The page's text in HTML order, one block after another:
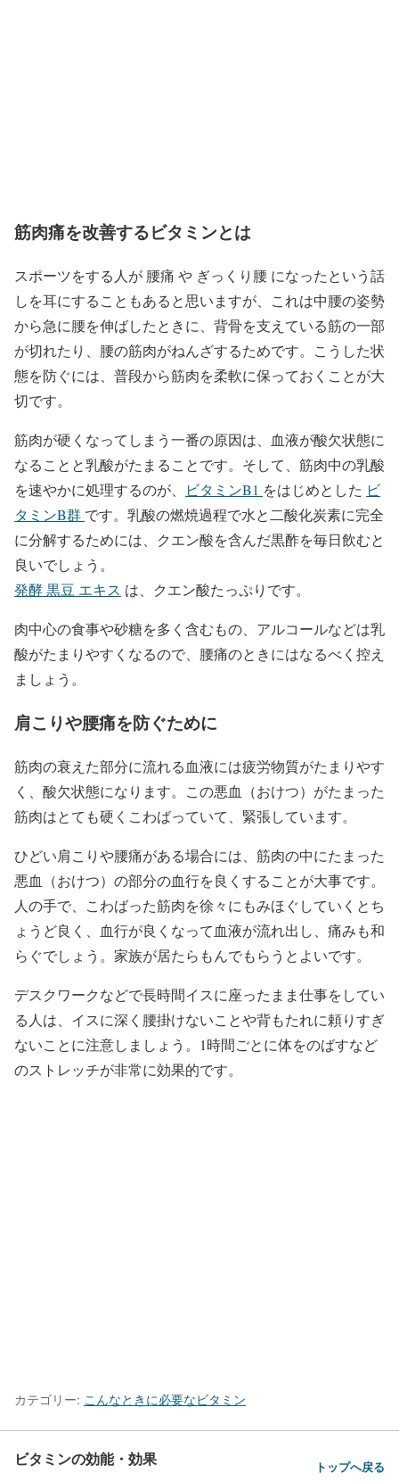
筋肉痛を改善するビタミンとは
スポーツをする人が 腰痛 や ぎっくり腰 になったという話
しを耳にすることもあると思いますが、これは中腰の姿勢
から急に腰を伸ばしたときに、背骨を支えている筋の一部
が切れたり、腰の筋肉がねんざするためです。こうした状
態を防ぐには、普段から筋肉を柔軟に保っておくことが大
切です。
筋肉が硬くなってしまう一番の原因は、血液が酸欠状態に
なることと乳酸がたまることです。そして、筋肉中の乳酸
を速やかに処理するのが、
ビタミンB1 をはじめとした ビ
タミンB群 です。乳酸の燃焼過程で水と二酸化炭素に完全
に分解するためには、クエン酸を含んだ黒酢を毎日飲むと
良いでしょう。
発酵 黒豆 エキス は、クエン酸たっぷりです。
肉中心の食事や砂糖を多く含むもの、アルコールなどは乳
酸がたまりやすくなるので、腰痛のときにはなるべく控え
ましょう。
肩こりや腰痛を防ぐために
筋肉の衰えた部分に流れる血液には疲労物質がたまりやす
く、酸欠状態になります。この悪血（おけつ）がたまった
筋肉はとても硬くこわばっていて、緊張しています。
ひどい肩こりや腰痛がある場合には、筋肉の中にたまった
悪血（おけつ）の部分の血行を良くすることが大事です。
人の手で、こわばった筋肉を徐々にもみほぐしていくとち
ょうど良く、血行が良くなって血液が流れ出し、痛みも和
らぐでしょう。家族が居たらもんでもらうとよいです。
デスクワークなどで長時間イスに座ったまま仕事をしてい
る人は、イスに深く腰掛けないことや背もたれに頼りすぎ
ないことに注意しましょう。1時間ごとに体をのばすなど
のストレッチが非常に効果的です。
カテゴリー: こんなときに必要なビタミン
ビタミンの効能・効果 トップへ戻る